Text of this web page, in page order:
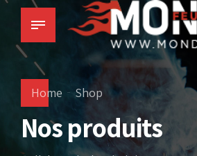
Home Shop
Nos produits